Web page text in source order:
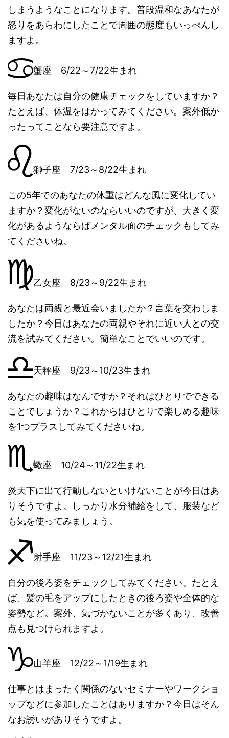
しまうようなことになります。普段温和なあなたが
怒りをあらわにしたことで周囲の態度もいっぺんし
ますよ。
蟹座 6/22～7/22生まれ
毎日あなたは自分の健康チェックをしていますか？
たとえば、体温をはかってみてください。案外低か
ったってことなら要注意ですよ。
獅子座 7/23～8/22生まれ
この5年でのあなたの体重はどんな風に変化してい
ますか？変化がないのならいいのですが、大きく変
化があるようならばメンタル面のチェックもしてみ
てくださいね。
乙女座 8/23～9/22生まれ
あなたは両親と最近会いましたか？言葉を交わしま
したか？今日はあなたの両親やそれに近い人との交
流を試みてください。簡単なことでいいのです。
天秤座 9/23～10/23生まれ
あなたの趣味はなんですか？それはひとりでできる
ことでしょうか？これからはひとりで楽しめる趣味
を1つプラスしてみてくださいね。
蠍座 10/24～11/22生まれ
炎天下に出て行動しないといけないことが今日はあ
りそうですよ。しっかり水分補給をして、服装など
も気を使ってみましょう。
射手座 11/23～12/21生まれ
自分の後ろ姿をチェックしてみてください。たとえ
ば、髪の毛をアップにしたときの後ろ姿や全体的な
姿勢など。案外、気づかないことが多くあり、改善
点も見つけられますよ。
山羊座 12/22～1/19生まれ
仕事とはまったく関係のないセミナーやワークショ
ップなどに参加したことはありますか？今日はそん
なお誘いがありそうですよ。